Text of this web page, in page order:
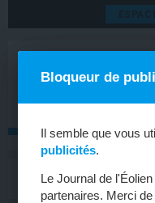
MENU
Bloqueur de
Il semble que vous
publicités.
Le Journal de
partenaires. Merci